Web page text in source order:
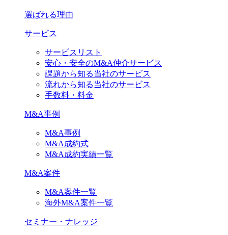
選ばれる理由
サービス
サービスリスト
安心・安全のM&A仲介サービス
課題から知る当社のサービス
流れから知る当社のサービス
手数料・料金
M&A事例
M&A事例
M&A成約式
M&A成約実績一覧
M&A案件
M&A案件一覧
海外M&A案件一覧
セミナー・ナレッジ